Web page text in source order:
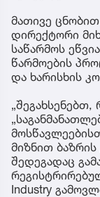
მათივე
დირექტორი
საწარმოს
წარმოების
და ხარისხის
„შეგახსენებთ,
მიზნით
შედეგადაც
Industry